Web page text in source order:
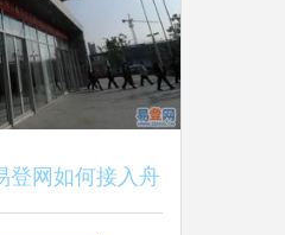
登网如何接入舟